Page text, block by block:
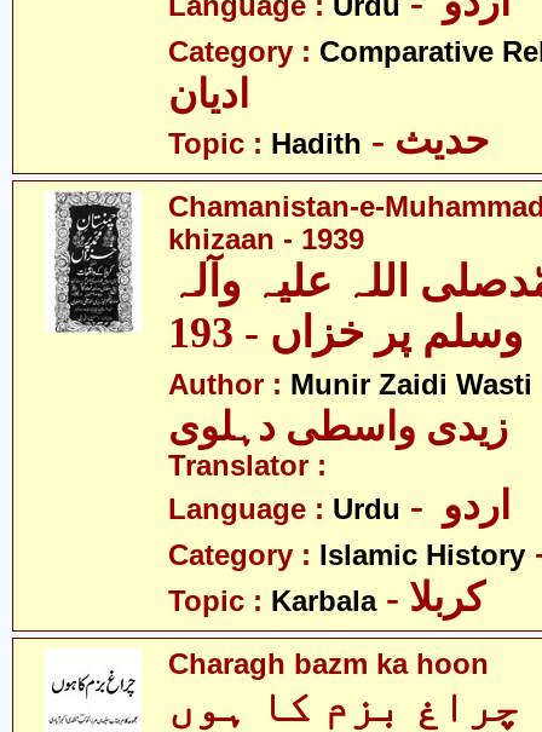
Category : Comparative
ادیان
Topic : Hadith - حدیث
Chamanistan-e-
khizaan - 1939
اللہ علیہ وآلہ
وسلم پر خزاں - 193
Author : Munir Zaidi Wasti
زیدی واسطی دہلوی
Translator :
Language : Urdu
Category : Islamic History
Topic : Karbala - کربلا
Charagh bazm ka hoon
چراغ بزم کا ہوں